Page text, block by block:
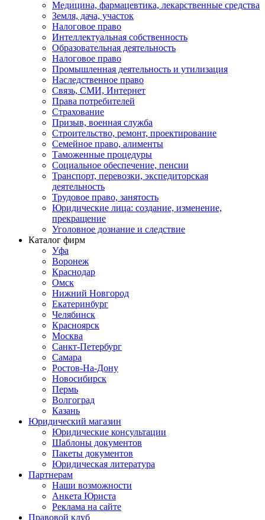
Медицина, фармацевтика, лекарственные средства
Земля, дача, участок
Налоговое право
Интеллектуальная собственность
Образовательная деятельность
Налоговое право
Промышленная деятельность и утилизация
Наследственное право
Связь, СМИ, Интернет
Права потребителей
Страхование
Призыв, военная служба
Строительство, ремонт, проектирование
Семейное право, алименты
Таможенные процедуры
Социальное обеспечение, пенсии
Транспорт, перевозки, экспедиторская
деятельность
Трудовое право, занятость
Юридические лица: создание, изменение,
прекращение
Уголовное дознание и следствие
Каталог фирм
Уфа
Воронеж
Краснодар
Омск
Нижний Новгород
Екатеринбург
Челябинск
Красноярск
Москва
Санкт-Петербург
Самара
Ростов-На-Дону
Новосибирск
Пермь
Волгоград
Казань
Юридический магазин
Юридические консультации
Шаблоны документов
Пакеты документов
Юридическая литература
Партнерам
Наши возможности
Анкета Юриста
Реклама на сайте
Правовой клуб